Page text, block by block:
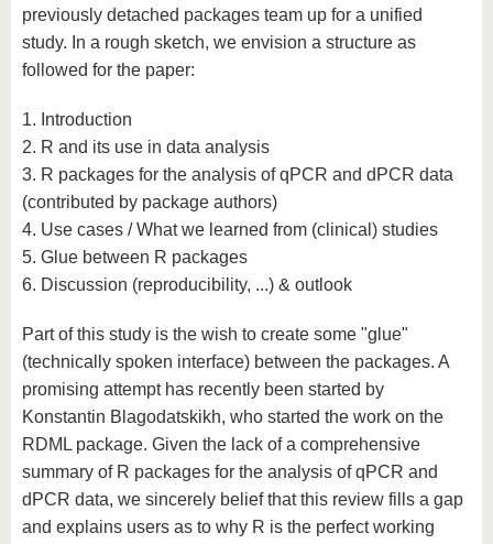
previously detached packages team up for a unified
study. In a rough sketch, we envision a structure as
followed for the paper:
1. Introduction
2. R and its use in data analysis
3. R packages for the analysis of qPCR and dPCR data
(contributed by package authors)
4. Use cases / What we learned from (clinical) studies
5. Glue between R packages
6. Discussion (reproducibility, ...) & outlook
Part of this study is the wish to create some "glue"
(technically spoken interface) between the packages. A
promising attempt has recently been started by
Konstantin Blagodatskikh, who started the work on the
RDML package. Given the lack of a comprehensive
summary of R packages for the analysis of qPCR and
dPCR data, we sincerely belief that this review fills a gap
and explains users as to why R is the perfect working